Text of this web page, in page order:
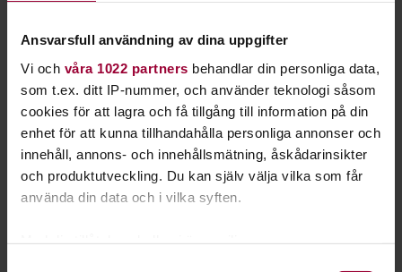
Ansvarsfull användning av dina uppgifter
Vi och våra 1022 partners behandlar din personliga data,
som t.ex. ditt IP-nummer, och använder teknologi såsom
cookies för att lagra och få tillgång till information på din
enhet för att kunna tillhandahålla personliga annonser och
innehåll, annons- och innehållsmätning, åskådarinsikter
och produktutveckling. Du kan själv välja vilka som får
använda din data och i vilka syften.
studiecirkel hos Studiefrämjandet.
Läs mer om att starta studiecirkel
Nästa steg
Se våra kurser, evenemang och studiecirklar inom